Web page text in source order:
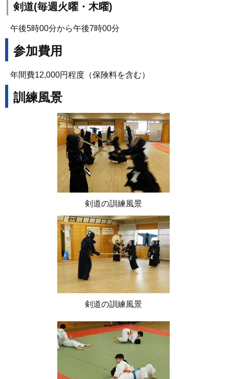
剣道(毎週火曜・木曜)
午後5時00分から午後7時00分
参加費用
年間費12,000円程度（保険料を含む）
訓練風景
剣道の訓練風景
剣道の訓練風景